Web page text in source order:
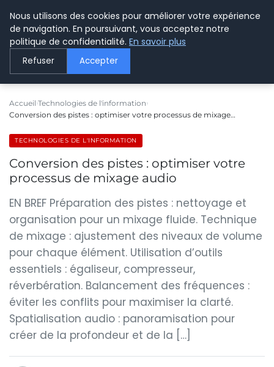
LE WEBMARKETING
Accueil Technologies de l'information
Conversion des pistes : optimiser votre processus de mixage…
TECHNOLOGIES DE L'INFORMATION
Conversion des pistes : optimiser votre
processus de mixage audio
EN BREF Préparation des pistes : nettoyage et
organisation pour un mixage fluide. Technique
de mixage : ajustement des niveaux de volume
pour chaque élément. Utilisation d’outils
essentiels : égaliseur, compresseur,
réverbération. Balancement des fréquences :
éviter les conflits pour maximiser la clarté.
Spatialisation audio : panoramisation pour
créer de la profondeur et de la […]
Nous utilisons des cookies pour améliorer votre expérience
de navigation. En poursuivant, vous acceptez notre
politique de confidentialité. En savoir plus
Refuser Accepter